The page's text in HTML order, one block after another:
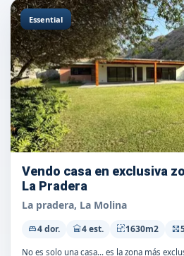
Essential
Vendo casa en exclusiva
La Pradera
La pradera, La Molina
4 dor. 4 est. 1630m2